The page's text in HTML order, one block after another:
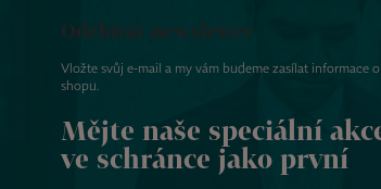
Odebírat newsletter
Vložte svůj e-mail a my vám budeme zasílat informace
shopu.
Mějte naše speciální
ve schránce jako první